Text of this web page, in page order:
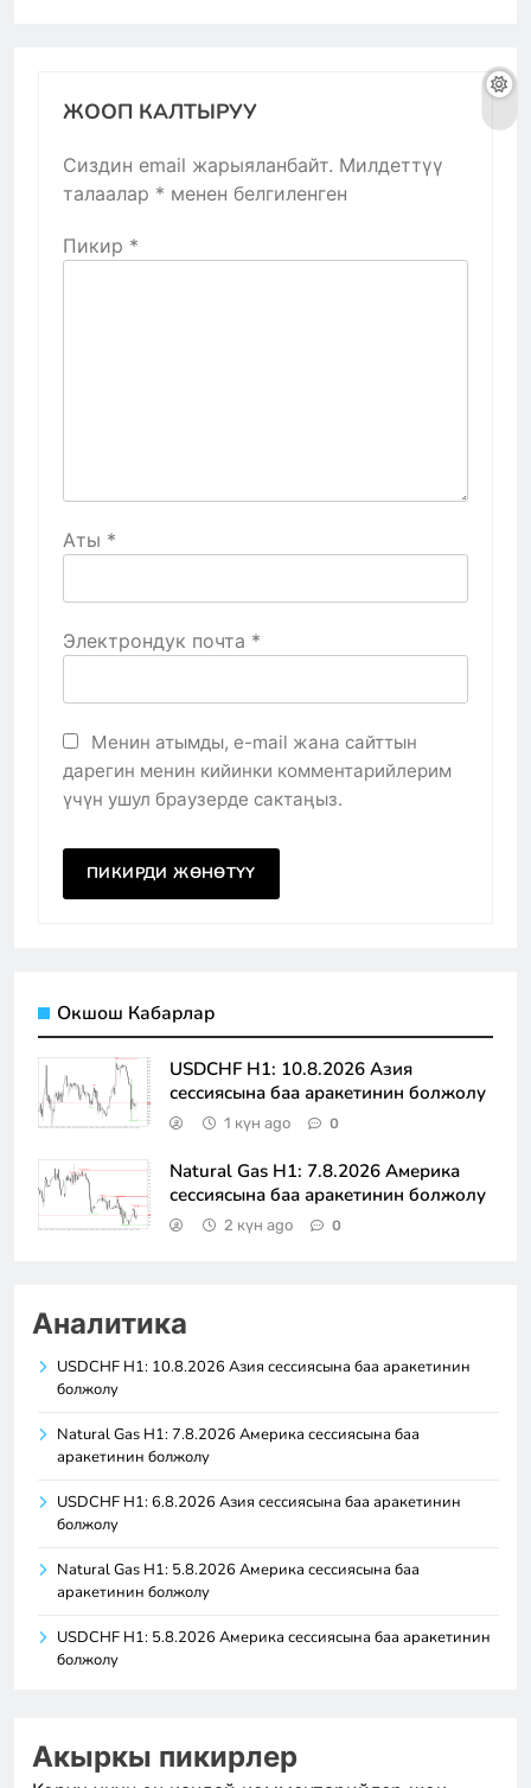
ЖООП КАЛТЫРУУ
Сиздин email жарыяланбайт. Милдеттүү
талаалар * менен белгиленген
Пикир *
Аты *
Электрондук почта *
Менин атымды, e-mail жана сайттын
дарегин менин кийинки комментарийлерим
үчүн ушул браузерде сактаңыз.
Окшош Кабарлар
USDCHF H1: 10.8.2026 Азия
сессиясына баа аракетинин болжолу
1 күн ago 0
Natural Gas H1: 7.8.2026 Америка
сессиясына баа аракетинин болжолу
2 күн ago 0
Аналитика
USDCHF H1: 10.8.2026 Азия сессиясына баа аракетинин
болжолу
Natural Gas H1: 7.8.2026 Америка сессиясына баа
аракетинин болжолу
USDCHF H1: 6.8.2026 Азия сессиясына баа аракетинин
болжолу
Natural Gas H1: 5.8.2026 Америка сессиясына баа
аракетинин болжолу
USDCHF H1: 5.8.2026 Америка сессиясына баа аракетинин
болжолу
Акыркы пикирлер